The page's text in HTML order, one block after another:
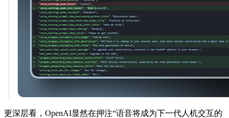
更深层看，OpenAI显然在押注“语音将成为下一代人机交互的